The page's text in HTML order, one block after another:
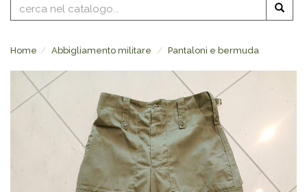
Home Abbigliamento militare Pantaloni e bermuda